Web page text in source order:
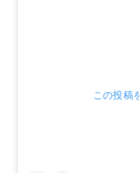
この投稿